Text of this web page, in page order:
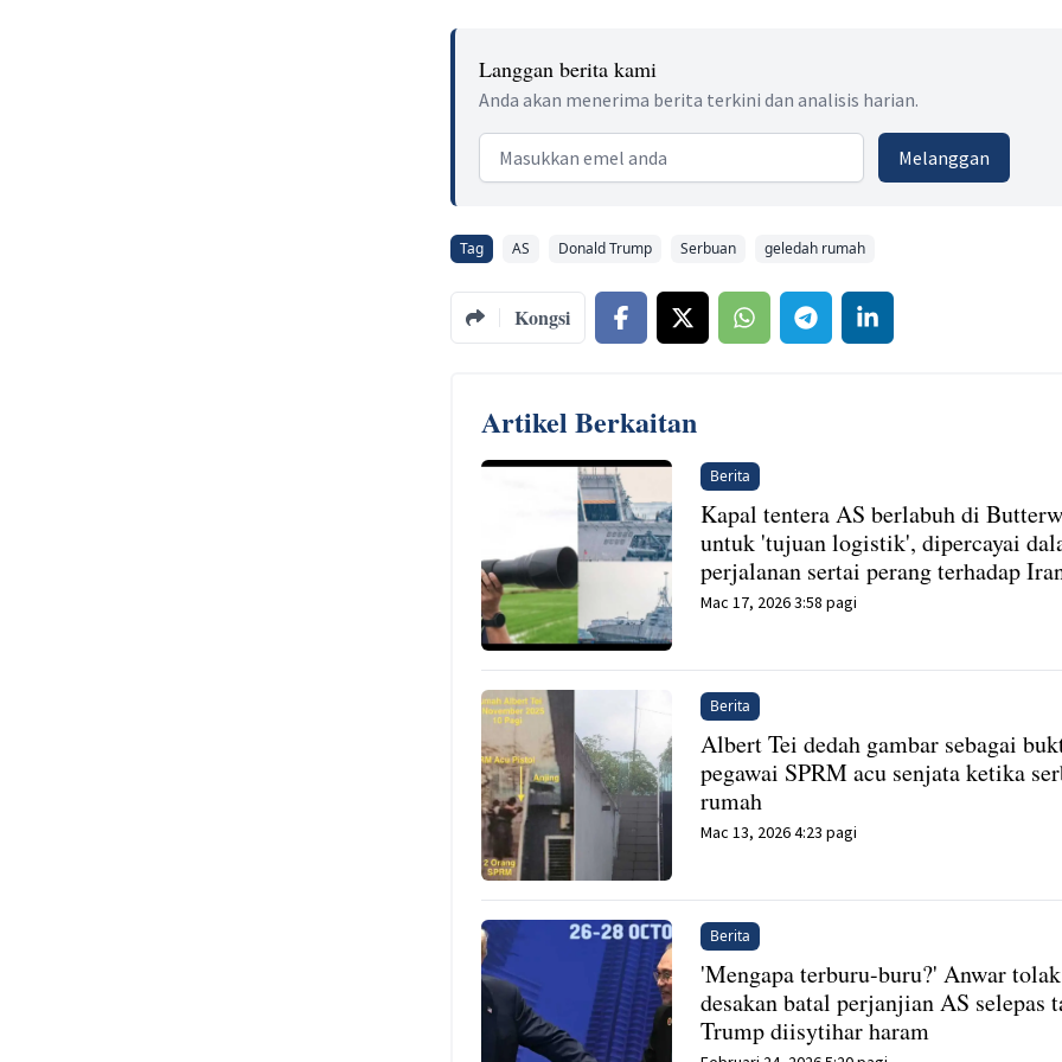
Langgan berita kami
Anda akan menerima berita terkini dan analisis harian.
Email address Melanggan
Tag AS Donald Trump Serbuan geledah rumah
Kongsi
Artikel Berkaitan
Berita
Kapal tentera AS berlabuh di
untuk 'tujuan logistik', dipercayai
perjalanan sertai perang terhadap
Mac 17, 2026 3:58 pagi
Berita
Albert Tei dedah gambar sebagai
pegawai SPRM acu senjata ketika
rumah
Mac 13, 2026 4:23 pagi
Berita
'Mengapa terburu-buru?' Anwar tolak
desakan batal perjanjian AS selepas
Trump diisytihar haram